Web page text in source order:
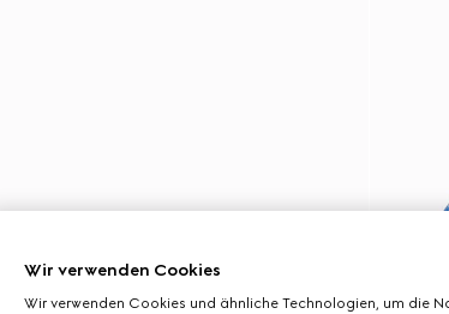
Wir verwenden Cookies
Wir verwenden Cookies und ähnliche Technologien, um die